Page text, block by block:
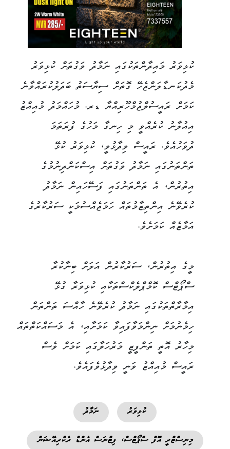
ކުޅިވަރު މައިދާންތަކުގައި ނަމާދު ވަގުތަށް ކުޅިވަރު
މެދުކަނޑާލަންޖެހޭ ގޮތަށް ސިޔާސަތު ބަދަލުކުރައްވާނެ
ކަމަށް ރައީސުލްޖުމްހޫރިއްޔާ ޑރ. މުހައްމަދު މުއިއްޒު
އިއުލާނު ކުރެއްވީ މި ހިނގާ މަހުގެ ފުރަތަމަ
ދުވަހުއެވެ. ރައީސް ވިދާޅުވީ، ކުޅިވަރު ކުޅޭ
ތަންތަނުގައި ނަމާދު ވަގުތަށް އިސްކަންދިނުމުގެ
އިތުރުން، އެ ތަންތަނުގައި ފަސޭހައިން ނަމާދު
ކުރެވޭނެ އިންތިޒާމުތައް ހަމަޖެއްސުމަކީ ސަރުކާރުގެ
އަމާޒެއް ކަމަށެވެ.
މީގެ އިތުރުން، ސަރުކާރުން އަލަށް ބިނާކުރާ
ސްޕޯޓްސް ކޮމްޕްލެކްސްތަކާއި ކުޅިވަރާ ގުޅޭ
އިމާރާތްތަކުގައި ނަމާދު ކުރެވޭނެ ހާއްސަ ތަންތަން
ހިމެނުމަށް ނިންމަވާފައިވާ ކަމަށާއި، އެ މަސައްކަތްތައް
މިހާރު އޮތީ ތަންފީޒީ މަރުހަލާގައި ކަމަށް ވެސް
ރައީސް މުއިއްޒު ވަނީ ވިދާޅުވެފައެވެ.
ކުޅިވަރު ނަމާދު
މިނިސްޓްރީ އޮފް ސްޕޯޓްސް، ފިޓްނަސް އެންޑް ރެކްރިއޭޝަން